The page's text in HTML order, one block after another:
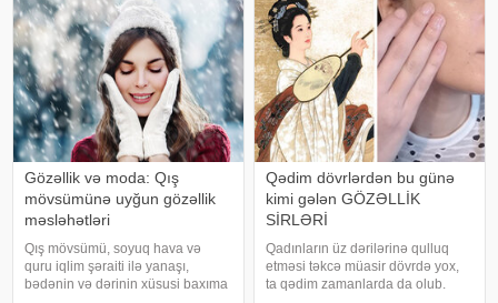
Gözəllik və moda: Qış
mövsümünə uyğun gözəllik
məsləhətləri
Qış mövsümü, soyuq hava və
quru iqlim şəraiti ilə yanaşı,
bədənin və dərinin xüsusi baxıma
Qədim dövrlərdən bu günə
kimi gələn GÖZƏLLİK
SİRLƏRİ
Qadınların üz dərilərinə qulluq
etməsi təkcə müasir dövrdə yox,
ta qədim zamanlarda da olub.